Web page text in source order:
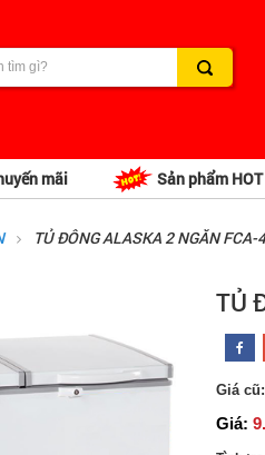
mãi Sản phẩm HOT
TỦ ĐÔNG ALASKA 2 NGĂN FCA-
TỦ
Giá cũ:
Giá: